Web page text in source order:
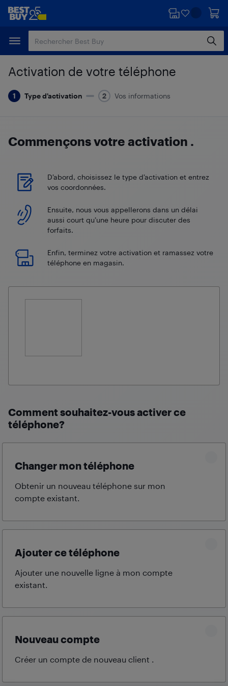
Passer
principal
Passer
Activation de votre téléphone
Type d’activation Vos informations
Commençons votre activation .
D’abord, choisissez le type d’activation et entrez
vos coordonnées.
Ensuite, nous vous appellerons dans un délai
aussi court qu’une heure pour discuter des
forfaits.
Enfin, terminez votre activation et ramassez votre
téléphone en magasin.
Comment souhaitez-vous activer ce
téléphone?
Changer mon téléphone
Obtenir un nouveau téléphone sur mon
compte existant.
Ajouter ce téléphone
Ajouter une nouvelle ligne à mon compte
existant.
Nouveau compte
Créer un compte de nouveau client .